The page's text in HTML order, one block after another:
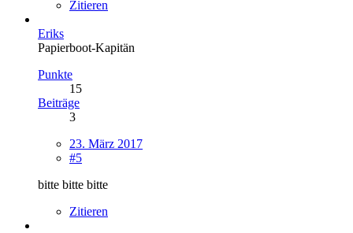
Zitieren
Eriks
Papierboot-Kapitän
Punkte
15
Beiträge
3
23. März 2017
#5
bitte bitte bitte
Zitieren